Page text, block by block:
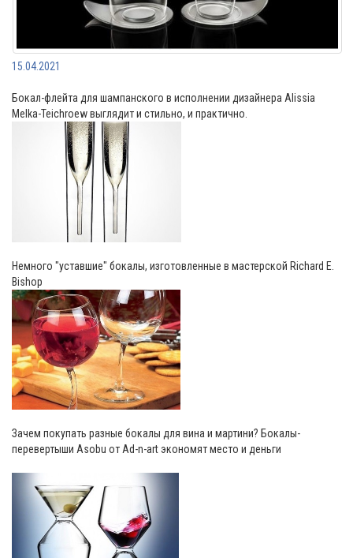
15.04.2021
Бокал-флейта для шампанского в исполнении дизайнера Alissia
Melka-Teichroew выглядит и стильно, и практично.
Немного "уставшие" бокалы, изготовленные в мастерской Richard E.
Bishop
Зачем покупать разные бокалы для вина и мартини? Бокалы-
перевертыши Asobu от Ad-n-art экономят место и деньги